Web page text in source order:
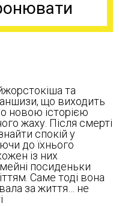
та
що виходить
новою історією
жаху. Після смерті
спокій у
до їхнього
із них
посиденьки
Саме тоді вона
за життя… не